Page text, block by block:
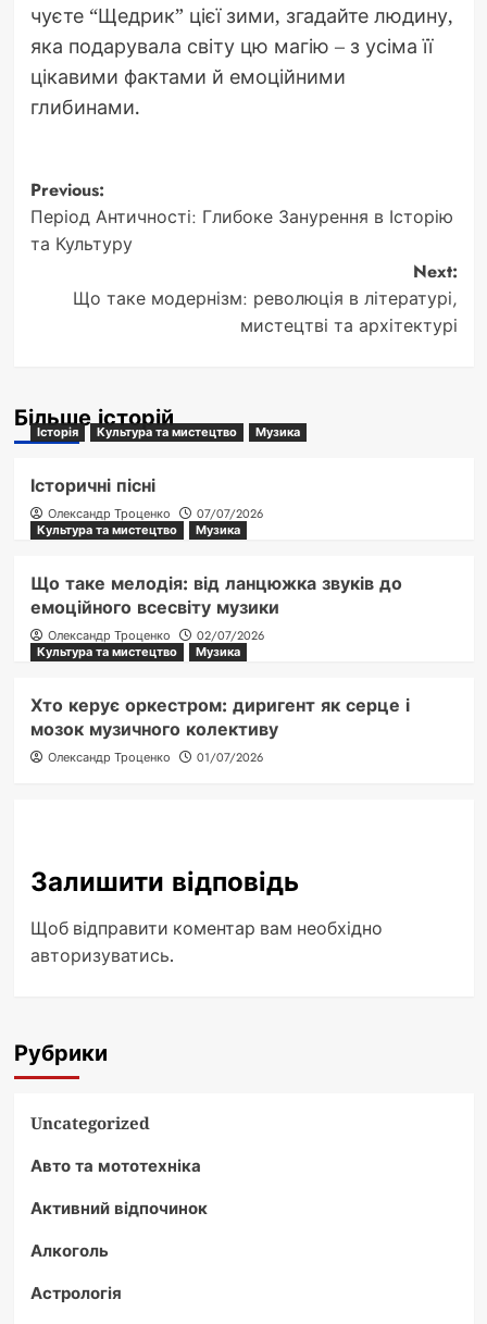
чуєте “Щедрик” цієї зими, згадайте людину,
яка подарувала світу цю магію – з усіма її
цікавими фактами й емоційними
глибинами.
Post
navigation
Previous:
Період Античності: Глибоке Занурення в Історію
та Культуру
Next:
Що таке модернізм: революція в літературі,
мистецтві та архітектурі
Більше історій
Історія Культура та мистецтво Музика
Історичні пісні
Олександр Троценко
07/07/2026
Культура та мистецтво
Музика
Що таке мелодія: від ланцюжка звуків до
емоційного всесвіту музики
Олександр Троценко
02/07/2026
Культура та мистецтво
Музика
Хто керує оркестром: диригент як серце і
мозок музичного колективу
Олександр Троценко 01/07/2026
Залишити відповідь
Щоб відправити коментар вам необхідно
авторизуватись.
Рубрики
Uncategorized
Авто та мототехніка
Активний відпочинок
Алкоголь
Астрологія